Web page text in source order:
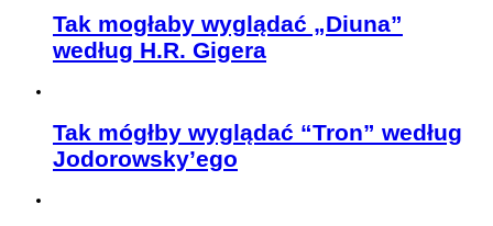
Tak mogłaby wyglądać „Diuna”
według H.R. Gigera
Tak mógłby wyglądać “Tron” według
Jodorowsky’ego